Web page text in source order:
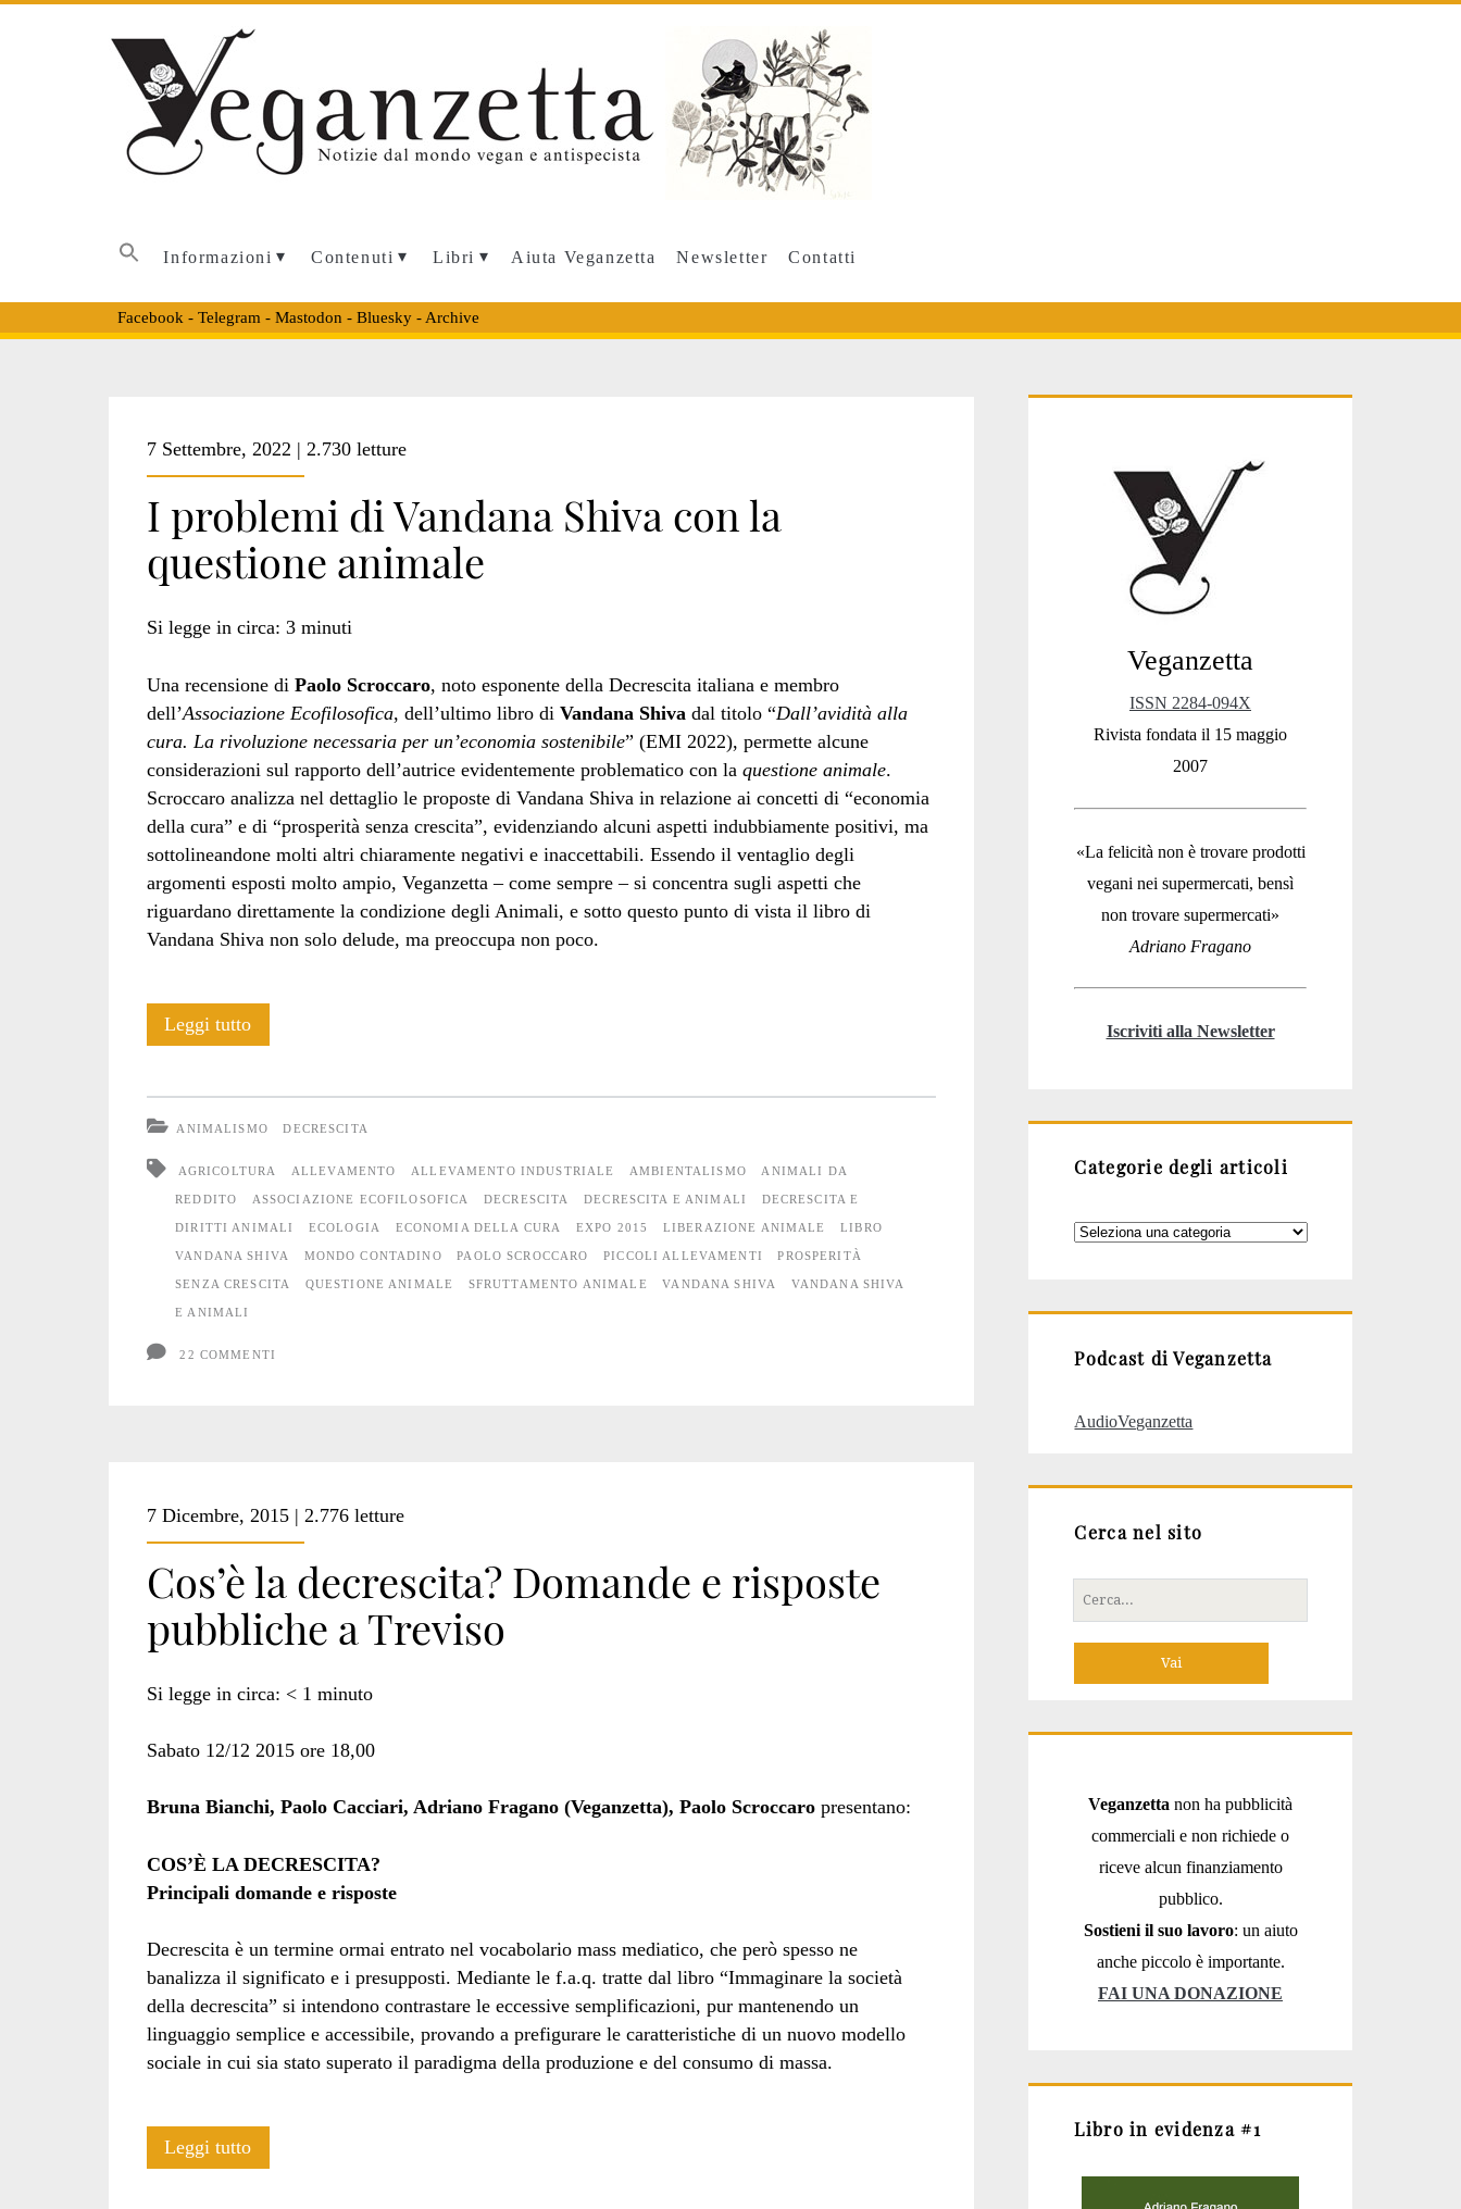
Informazioni Contenuti Libri Aiuta Veganzetta Newsletter Contatti
Facebook - Telegram - Mastodon - Bluesky- Archive
<span>decrescita</span>
7 Settembre, 2022 | 2.730 letture
I problemi di Vandana Shiva con la
questione animale
Si legge in circa: 3 minuti
Una recensione di Paolo Scroccaro, noto esponente della Decrescita italiana e membro
dell’Associazione Ecofilosofica, dell’ultimo libro di Vandana Shiva dal titolo “Dall’avidità alla
cura. La rivoluzione necessaria per un’economia sostenibile” (EMI 2022), permette alcune
considerazioni sul rapporto dell’autrice evidentemente problematico con la questione animale.
Scroccaro analizza nel dettaglio le proposte di Vandana Shiva in relazione ai concetti di “economia
della cura” e di “prosperità senza crescita”, evidenziando alcuni aspetti indubbiamente positivi, ma
sottolineandone molti altri chiaramente negativi e inaccettabili. Essendo il ventaglio degli
argomenti esposti molto ampio, Veganzetta – come sempre – si concentra sugli aspetti che
riguardano direttamente la condizione degli Animali, e sotto questo punto di vista il libro di
Vandana Shiva non solo delude, ma preoccupa non poco.
Leggi tuttoI
Shiva
con
la
animale
ANIMALISMO DECRESCITA
AGRICOLTURA ALLEVAMENTO ALLEVAMENTO INDUSTRIALE AMBIENTALISMO ANIMALI DA
REDDITO ASSOCIAZIONE ECOFILOSOFICA DECRESCITA DECRESCITA E ANIMALI DECRESCITA E
DIRITTI ANIMALI ECOLOGIA ECONOMIA DELLA CURA EXPO 2015 LIBERAZIONE ANIMALE LIBRO
VANDANA SHIVA MONDO CONTADINO PAOLO SCROCCARO PICCOLI ALLEVAMENTI PROSPERITÀ
SENZA CRESCITA QUESTIONE ANIMALE SFRUTTAMENTO ANIMALE VANDANA SHIVA VANDANA SHIVA
E ANIMALI
22 COMMENTI
7 Dicembre, 2015 | 2.776 letture
Cos’è la decrescita? Domande e risposte
pubbliche a Treviso
Si legge in circa: < 1 minuto
Sabato 12/12 2015 ore 18,00
Bruna Bianchi, Paolo Cacciari, Adriano Fragano (Veganzetta), Paolo Scroccaropresentano:
COS’È LA DECRESCITA?
Principali domande e risposte
Decrescita è un termine ormai entrato nel vocabolario mass mediatico, che però spesso ne
banalizza il significato e i presupposti. Mediante le f.a.q. tratte dal libro “Immaginare la società
della decrescita” si intendono contrastare le eccessive semplificazioni, pur mantenendo un
linguaggio semplice e accessibile, provando a prefigurare le caratteristiche di un nuovo modello
sociale in cui sia stato superato il paradigma della produzione e del consumo di massa.
Leggi tuttoCos’è
Sidebar
Veganzetta
ISSN 2284-094X
Rivista fondata il 15 maggio
2007
«La felicità non è trovare prodotti
vegani nei supermercati, bensì
non trovare supermercati»
Adriano Fragano
Iscriviti alla Newsletter
Categorie degli articoli
Categorie
Podcast di Veganzetta
AudioVeganzetta
Cerca nel sito
Cerca
per:
Veganzetta non ha pubblicità
commerciali e non richiede o
riceve alcun finanziamento
pubblico.
Sostieni il suo lavoro: un aiuto
anche piccolo è importante.
FAI UNA DONAZIONE
Libro in evidenza #1